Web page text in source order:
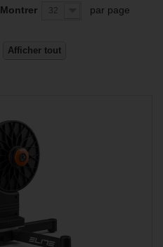
Montrer 32 par page
Afficher tout